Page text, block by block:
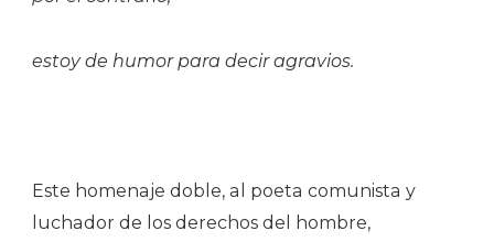
estoy de humor para decir agravios.
Este homenaje doble, al poeta comunista y
luchador de los derechos del hombre,